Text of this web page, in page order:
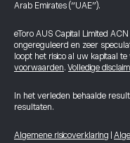
Arab Emirates (“UAE”).
eToro AUS Capital Limited
ongereguleerd en zeer
loopt het risico al uw kapitaal
voorwaarden.Volledige
In het verleden behaalde
resultaten.
Algemene risicoverklaring